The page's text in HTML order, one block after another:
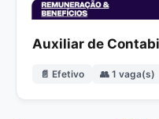
Auxiliar de
📄 Efetivo 👥 1 vaga(s)